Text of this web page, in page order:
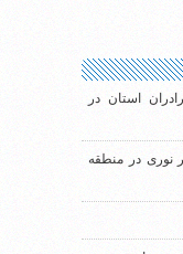
استان در
نوری در منطقه